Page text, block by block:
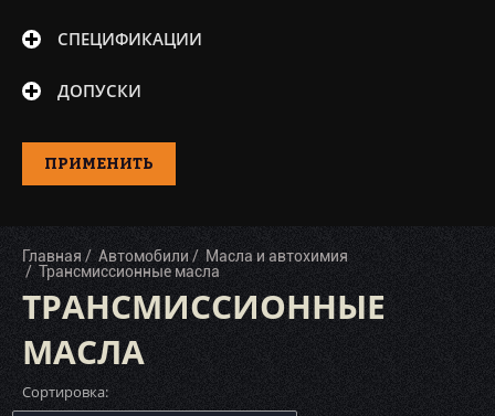
Hyundai (18)
Idemitsu (16)
Kroon-Oil (5)
LIVCAR (1)
MAG1 (1)
Mannol (12)
Mazda (3)
Mercedes-Benz (8)
СПЕЦИФИКАЦИИ
ДОПУСКИ
ПРИМЕНИТЬ
Главная Автомобили
Масла и автохимия
Трансмиссионные масла
ТРАНСМИССИОННЫЕ
МАСЛА
Сортировка: